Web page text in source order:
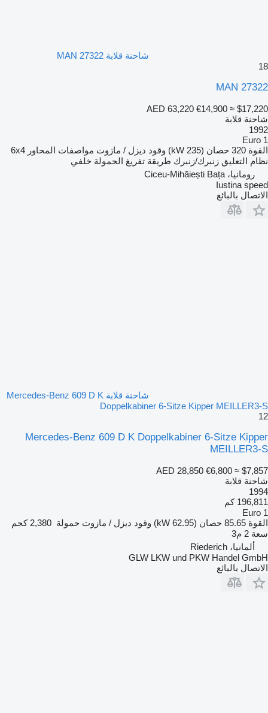
شاحنة قلابة MAN 27322
18
MAN 27322
AED 63,220 €14,900 ≈ $17,220
شاحنة قلابة
1992
Euro 1
القوة 320 حصان (235 kW) وقود ديزل / مازوت مواصفات المحاور 6x4
نظام التعليق زنبرك/زنبرك طريقة تفريغ الحمولة خلفي
رومانيا، Ciceu-Mihăiești Bața
Iustina speed
الاتصال بالبائع
شاحنة قلابة Mercedes-Benz 609 D K
Doppelkabiner 6-Sitze Kipper MEILLER3-S
12
Mercedes-Benz 609 D K Doppelkabiner 6-Sitze Kipper
MEILLER3-S
AED 28,850 €6,800 ≈ $7,857
شاحنة قلابة
1994
196,811 كم
Euro 1
القوة 85.65 حصان (62.95 kW) وقود ديزل / مازوت حمولة 2,380 كجم
سعة 2 م3
ألمانيا، Riederich
GLW LKW und PKW Handel GmbH
الاتصال بالبائع